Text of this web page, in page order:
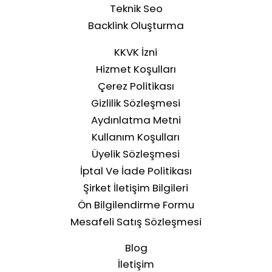
Teknik Seo
Backlink Oluşturma
KKVK İzni
Hizmet Koşulları
Çerez Politikası
Gizlilik Sözleşmesi
Aydınlatma Metni
Kullanım Koşulları
Üyelik Sözleşmesi
İptal Ve İade Politikası
Şirket İletişim Bilgileri
Ön Bilgilendirme Formu
Mesafeli Satış Sözleşmesi
Blog
İletişim